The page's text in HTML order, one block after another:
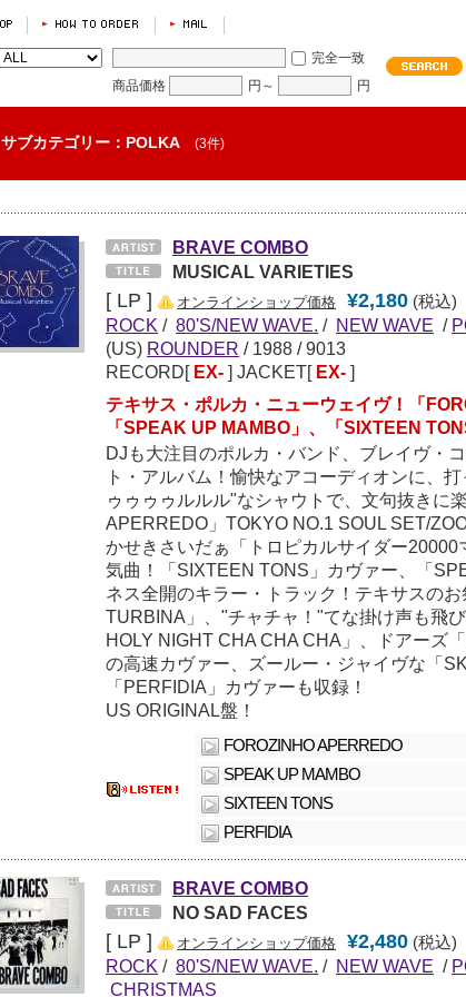
完全一致
商品価格
円～ 円
サブカテゴリー：POLKA (3件)
BRAVE COMBO
MUSICAL VARIETIES
[ LP ] オンラインショップ価格 ¥2,180 (税込)
ROCK / 80'S/NEW WAVE. / NEW WAVE /
(US) ROUNDER /1988 / 9013
RECORD[ EX- ] JACKET[ EX- ]
テキサス・ポルカ・ニューウェイヴ！「
「SPEAK UP MAMBO」、「SIXTEEN
DJも大注目のポルカ・バンド、ブレイヴ・
ト・アルバム！愉快なアコーディオンに、
ゥゥゥゥルルル"なシャウトで、文句抜きに
APERREDO」TOKYO NO.1 SOUL SET/
かせきさいだぁ「トロピカルサイダー20000
気曲！「SIXTEEN TONS」カヴァー、「
ネス全開のキラー・トラック！テキサスの
TURBINA」、"チャチャ！"てな掛け声も飛
HOLY NIGHT CHA CHA CHA」、ドアーズ
の高速カヴァー、ズールー・ジャイヴな「
「PERFIDIA」カヴァーも収録！
US ORIGINAL盤！
FOROZINHO APERREDO
SPEAK UP MAMBO
SIXTEEN TONS
PERFIDIA
BRAVE COMBO
NO SAD FACES
[ LP ] オンラインショップ価格 ¥2,480 (税込)
ROCK / 80'S/NEW WAVE. / NEW WAVE /
CHRISTMAS